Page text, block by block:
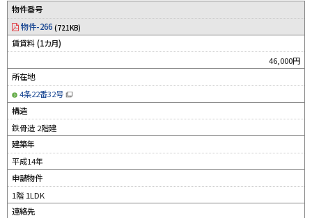
物件番号
物件-266 (721KB)
賃貸料 (1カ月)
46,000円
所在地
4条22番32号
（
規
ン
ウ
開
ま
）
構造
鉄骨造 2階建
建築年
平成14年
申請物件
1階 1LDK
連絡先